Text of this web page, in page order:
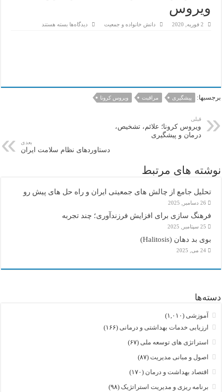
ویروس
2 فوریه, 2020 دانش خانواده و جمعیت دیدگاه‌ها برای
بسته هستند
برجسبها: پیشگیری مراقبت ویروس کرونا
قبلی
ویروس کرونا؛ علائم، تشخیص،
درمان و پیشگیری
بعدی
دستاوردهای نظام سلامت ایران
نوشته های مرتبط
تحلیل جامع از چالش های جمعیتی ایران و راه حل های پیش رو
26 دسامبر, 2025
فرهنگ سازی برای افزایش فرزندآوری؛ چند تجربه
25 سپتامبر, 2025
بوی بد دهان (Halitosis)
24 می, 2025
دسته‌ها
آموزشی (۱,۰۱۰)
ارزیابی خدمات بهداشتی و درمانی (۱۶۶)
استراتژی های توسعه ملی (۶۷)
اصول و مبانی مدیریت (۸۷)
اقتصاد بهداشت و درمان (۱۷۰)
برنامه ریزی و مدیریت استراتژیک (۹۸)